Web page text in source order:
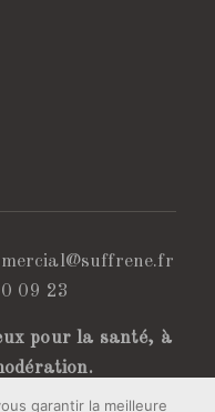
09 23
pour la santé, à
garantir la meilleure